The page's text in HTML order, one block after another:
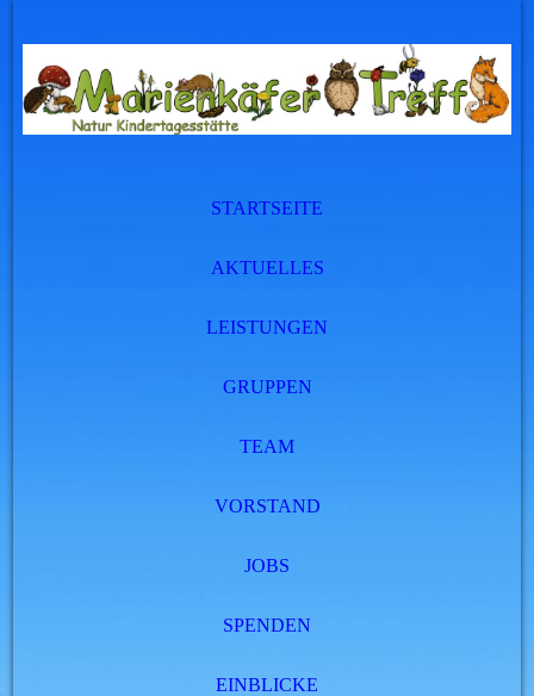
STARTSEITE
AKTUELLES
LEISTUNGEN
GRUPPEN
TEAM
VORSTAND
JOBS
SPENDEN
EINBLICKE